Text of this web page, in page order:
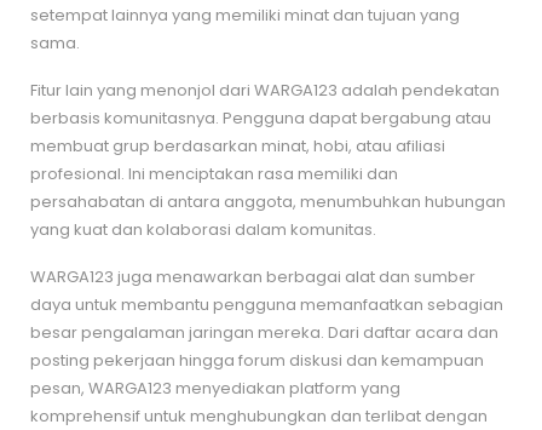
setempat lainnya yang memiliki minat dan tujuan yang
sama.
Fitur lain yang menonjol dari WARGA123 adalah pendekatan
berbasis komunitasnya. Pengguna dapat bergabung atau
membuat grup berdasarkan minat, hobi, atau afiliasi
profesional. Ini menciptakan rasa memiliki dan
persahabatan di antara anggota, menumbuhkan hubungan
yang kuat dan kolaborasi dalam komunitas.
WARGA123 juga menawarkan berbagai alat dan sumber
daya untuk membantu pengguna memanfaatkan sebagian
besar pengalaman jaringan mereka. Dari daftar acara dan
posting pekerjaan hingga forum diskusi dan kemampuan
pesan, WARGA123 menyediakan platform yang
komprehensif untuk menghubungkan dan terlibat dengan